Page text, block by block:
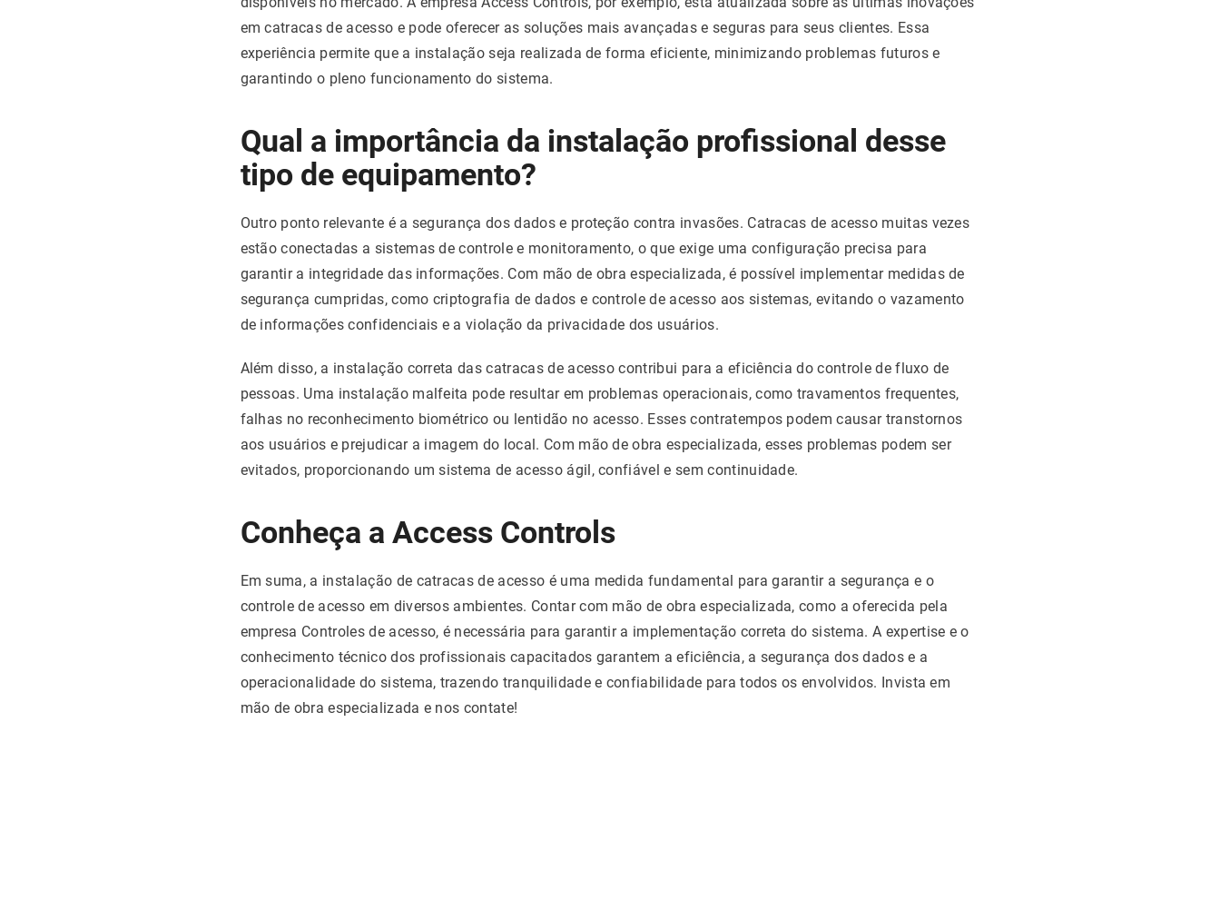
em catracas de acesso e pode oferecer as soluções mais avançadas e seguras para seus clientes. Essa
experiência permite que a instalação seja realizada de forma eficiente, minimizando problemas futuros e
garantindo o pleno funcionamento do sistema.
Qual a importância da instalação profissional desse
tipo de equipamento?
Outro ponto relevante é a segurança dos dados e proteção contra invasões. Catracas de acesso muitas vezes
estão conectadas a sistemas de controle e monitoramento, o que exige uma configuração precisa para
garantir a integridade das informações. Com mão de obra especializada, é possível implementar medidas de
segurança cumpridas, como criptografia de dados e controle de acesso aos sistemas, evitando o vazamento
de informações confidenciais e a violação da privacidade dos usuários.
Além disso, a instalação correta das catracas de acesso contribui para a eficiência do controle de fluxo de
pessoas. Uma instalação malfeita pode resultar em problemas operacionais, como travamentos frequentes,
falhas no reconhecimento biométrico ou lentidão no acesso. Esses contratempos podem causar transtornos
aos usuários e prejudicar a imagem do local. Com mão de obra especializada, esses problemas podem ser
evitados, proporcionando um sistema de acesso ágil, confiável e sem continuidade.
Conheça a Access Controls
Em suma, a instalação de catracas de acesso é uma medida fundamental para garantir a segurança e o
controle de acesso em diversos ambientes. Contar com mão de obra especializada, como a oferecida pela
empresa Controles de acesso, é necessária para garantir a implementação correta do sistema. A expertise e o
conhecimento técnico dos profissionais capacitados garantem a eficiência, a segurança dos dados e a
operacionalidade do sistema, trazendo tranquilidade e confiabilidade para todos os envolvidos. Invista em
mão de obra especializada e nos contate!